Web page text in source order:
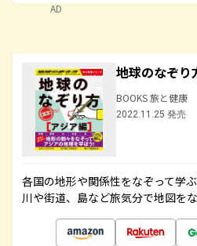
AD
地球のなぞ
BOOKS 旅と健康
2022.11.25 発売
各国の地形や関係性をなぞって学
川や街道、島など旅気分で地図を